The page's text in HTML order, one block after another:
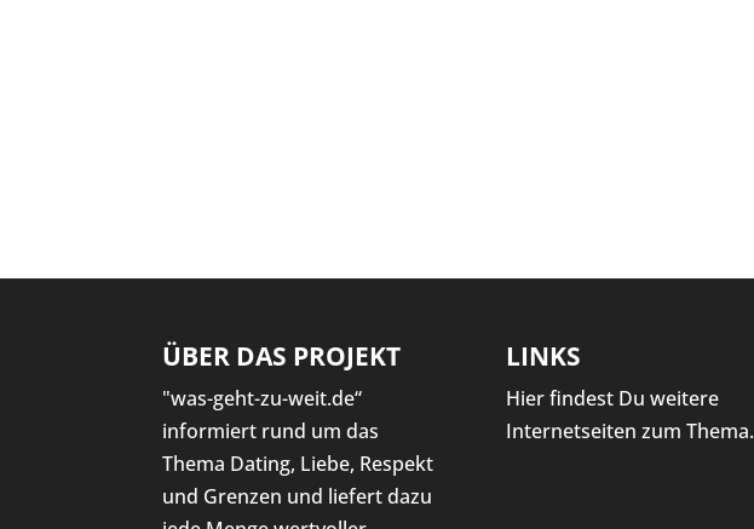
ÜBER DAS PROJEKT
"was-geht-zu-weit.de“
informiert rund um das
Thema Dating, Liebe, Respekt
und Grenzen und liefert dazu
LINKS
Hier findest Du weitere
Internetseiten zum Thema.